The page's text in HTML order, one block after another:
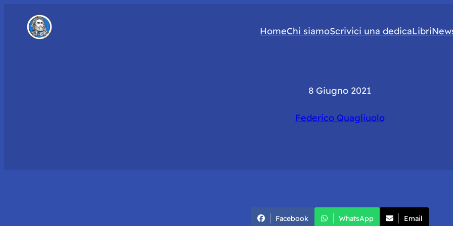
HomeChi siamoScrivici una dedicaLibri
8 Giugno 2021
Federico Quagliuolo
Facebook WhatsApp Email